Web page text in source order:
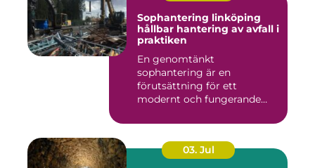
Sophantering linköping
hållbar hantering av avfall i
praktiken
En genomtänkt
sophantering är en
förutsättning för ett
modernt och fungerande
03. Jul